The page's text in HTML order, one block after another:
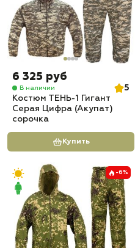
6 325 руб
В наличии
5
Костюм ТЕНЬ-1 Гигант
Серая Цифра (Акупат)
сорочка
Купить
-6%